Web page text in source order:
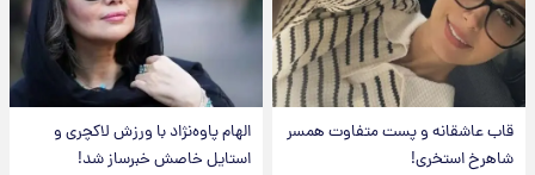
قاب عاشقانه و پست متفاوت همسر
شاهرخ استخری!
الهام پاوه‌نژاد با ورزش لاکچری و
استایل خاصش خبرساز شد!